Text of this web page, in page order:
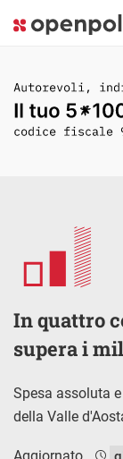
In quattro
supera i
Spesa assoluta
della Valle
Aggiornato